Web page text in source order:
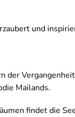
und
der
Mailands.
findet die